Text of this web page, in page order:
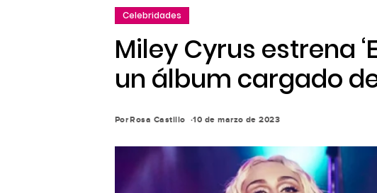
Celebridades
Miley Cyrus estrena
un álbum cargado
PorRosa Castillo 10 de marzo de 2023